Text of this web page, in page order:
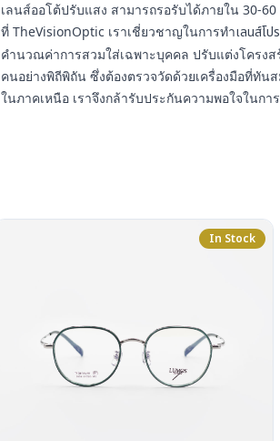
เลนส์ออโต้ปรับแสง สามารถรอรับได้ภายใน 30-
ที่ TheVisionOptic เราเชี่ยวชาญในการทำเลนส์โป
คำนวณค่าการสวมใส่เฉพาะบุคคล ปรับแต่งโครง
คนอย่างพิถีพิถัน ซึ่งต้องตรวจวัดด้วยเครื่องมือที่ทัน
ในภาคเหนือ เราจึงกล้ารับประกันความพอใจในก
In Stock